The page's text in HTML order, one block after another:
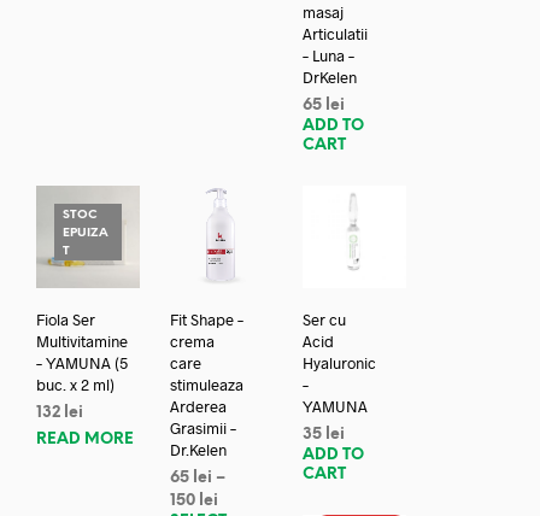
masaj
Articulatii
– Luna –
DrKelen
65 lei
ADD TO
CART
STOC
EPUIZA
T
Fiola Ser
Multivitamine
– YAMUNA (5
buc. x 2 ml)
132 lei
READ MORE
Fit Shape –
crema
care
stimuleaza
Arderea
Grasimii –
Dr.Kelen
65 lei –
150 lei
Ser cu
Acid
Hyaluronic
–
YAMUNA
35 lei
ADD TO
CART